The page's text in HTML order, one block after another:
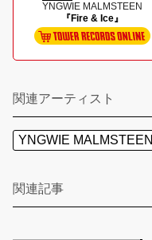
YNGWIE MALMSTEEN
『Fire & Ice』
関連アーティスト
YNGWIE MALMSTEEN
関連記事